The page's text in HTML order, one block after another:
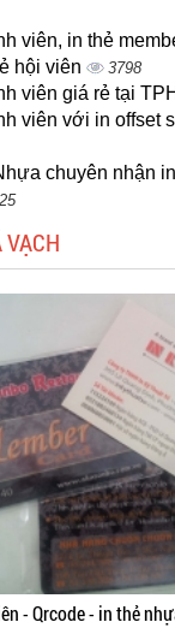
viên, in thẻ
hội viên
3798
viên giá rẻ tại
viên với in offset
chuyên nhận
- Qrcode - in thẻ